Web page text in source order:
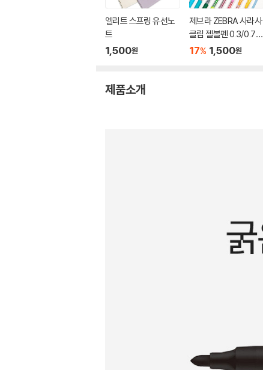
엘리트 스프링 유선노
트
1,500원
제브라 ZEBRA 사라사
클립 젤볼펜 0.3/0.7m
m
17% 1,500원
제품소개